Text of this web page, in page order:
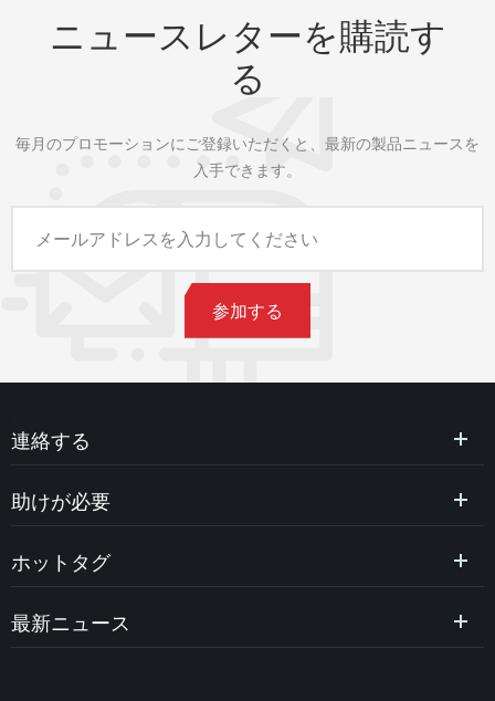
ニュースレターを購読す
る
毎月のプロモーションにご登録いただくと、最新の製品ニュースを
入手できます。
連絡する
助けが必要
ホットタグ
最新ニュース